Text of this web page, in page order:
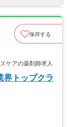
保存する
ケアの薬剤師求人
界トップクラ